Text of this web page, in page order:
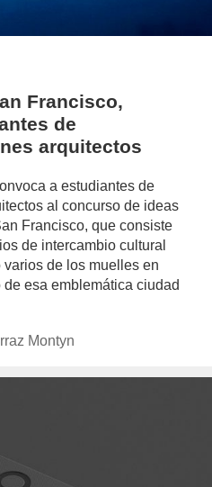
Francisco,
de
arquitectos
a estudiantes de
al concurso de ideas
Francisco, que consiste
de intercambio cultural
de los muelles en
esa emblemática ciudad
author/joselina-
Montyn